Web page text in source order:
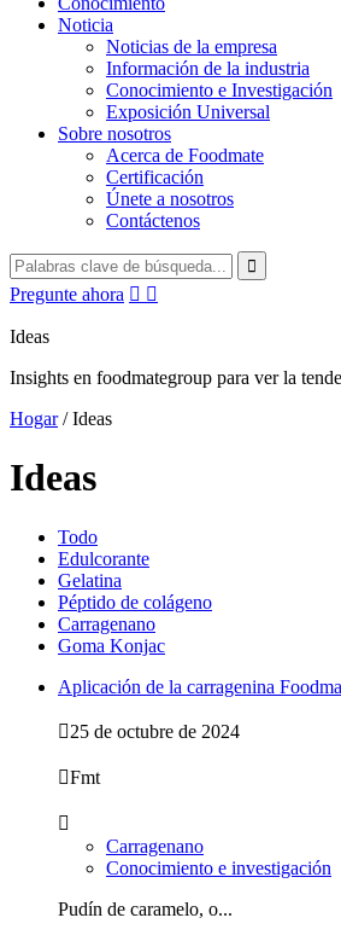
Noticia
Noticias de la empresa
Información de la industria
Conocimiento e Investigación
Exposición Universal
Sobre nosotros
Acerca de Foodmate
Certificación
Únete a nosotros
Contáctenos
Pregunte ahora  
Ideas
Insights en foodmategroup para ver la
Hogar/Ideas
Ideas
Todo
Edulcorante
Gelatina
Péptido de colágeno
Carragenano
Goma Konjac
Aplicación de la carragenina
25 de octubre de 2024
Fmt

Carragenano
Conocimiento e investigación
Pudín de caramelo, o...